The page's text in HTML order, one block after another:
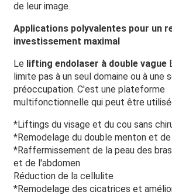
de leur image.
Applications polyvalentes pour un
investissement maximal
Le lifting endolaser à double vague
limite pas à un seul domaine ou à une
préoccupation. C'est une plateforme
multifonctionnelle qui peut être
*Liftings du visage et du cou sans
*Remodelage du double menton et de
*Raffermissement de la peau des
et de l'abdomen
Réduction de la cellulite
*Remodelage des cicatrices et